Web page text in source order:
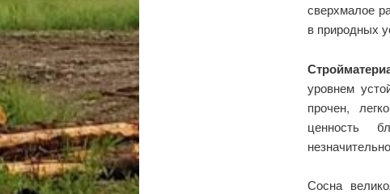
сверхмалое
в природных
уровнем
прочен,
ценность
Сосна